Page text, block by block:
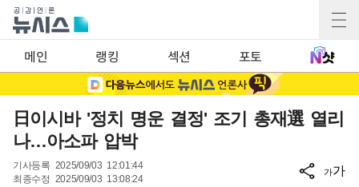
메인 랭킹 섹션 포토
日이시바 '정치 명운 결정' 조기 총재選 열리
나…아소파 압박
기사등록 2025/09/03 12:01:44
최종수정 2025/09/03 13:08:24
가가